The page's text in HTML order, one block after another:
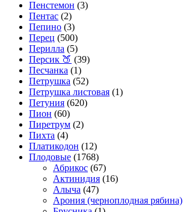
Пенстемон (3)
Пентас (2)
Пепино (3)
Перец (500)
Перилла (5)
Персик 🍑 (39)
Песчанка (1)
Петрушка (52)
Петрушка листовая (1)
Петуния (620)
Пион (60)
Пиретрум (2)
Пихта (4)
Платикодон (12)
Плодовые (1768)
Абрикос (67)
Актинидия (16)
Алыча (47)
Арония (черноплодная рябина)